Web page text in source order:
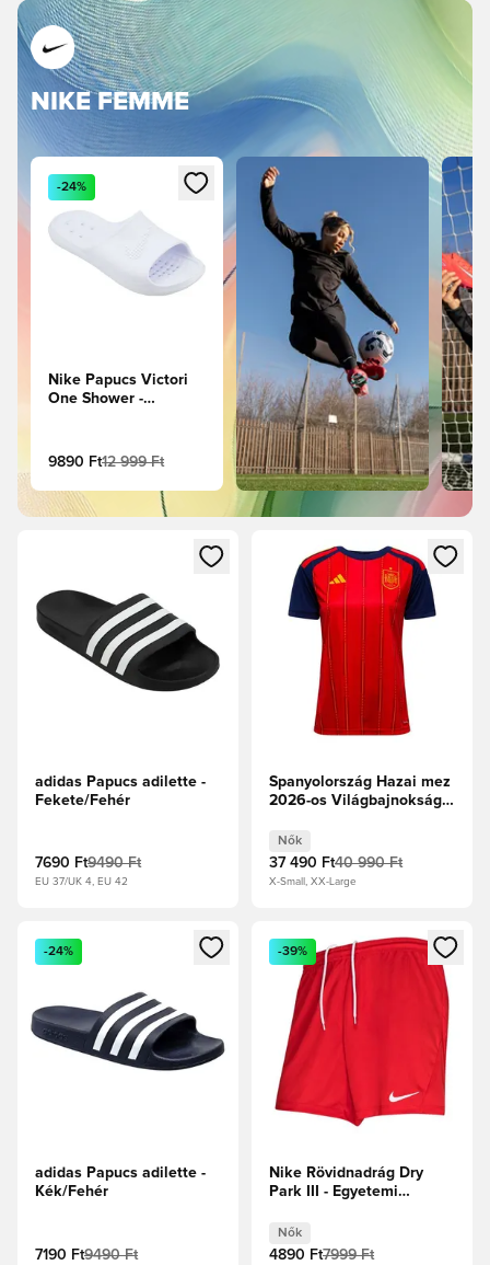
Megnyit egy modált a bejelentkezéshez vagy a tagként
-24%
Nike Papucs Victori
One Shower -
9890 Ft12 999 Ft
NIKE FEMME
Megnyit egy modált a bejelentkezéshez vagy a tagként
adidas Papucs adilette -
Fekete/Fehér
7690 Ft9490 Ft
EU 37/UK 4, EU 42
Megnyit egy modált a
Spanyolország Hazai mez
2026-os Világbajnokság
Nők
37 490 Ft40 990 Ft
X-Small, XX-Large
Megnyit egy modált a bejelentkezéshez vagy a tagként
-24%
adidas Papucs adilette -
Kék/Fehér
7190 Ft9490 Ft
Megnyit egy modált a
-39%
Nike Rövidnadrág Dry
Park III - Egyetemi
Nők
4890 Ft7999 Ft